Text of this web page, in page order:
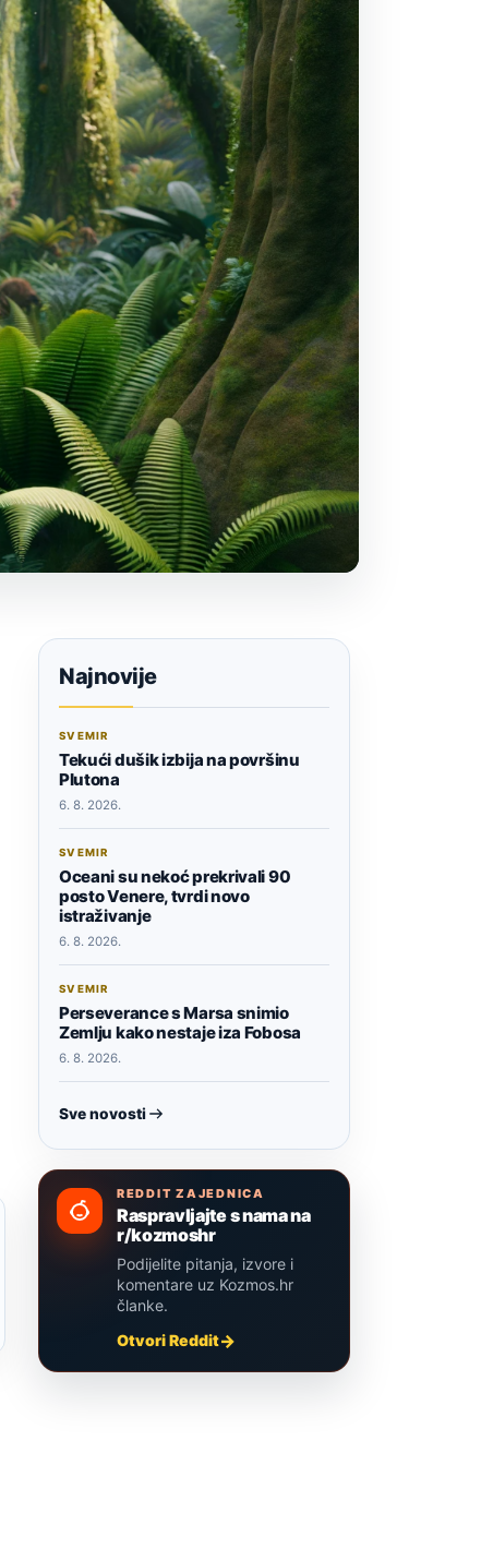
Najnovije
SVEMIR
Tekući dušik izbija na površinu
Plutona
6. 8. 2026.
SVEMIR
Oceani su nekoć prekrivali 90
posto Venere, tvrdi novo
istraživanje
6. 8. 2026.
SVEMIR
Perseverance s Marsa snimio
Zemlju kako nestaje iza Fobosa
6. 8. 2026.
Sve novosti
REDDIT ZAJEDNICA
Raspravljajte s nama na
r/kozmoshr
Podijelite pitanja, izvore i
komentare uz Kozmos.hr
članke.
Otvori Reddit